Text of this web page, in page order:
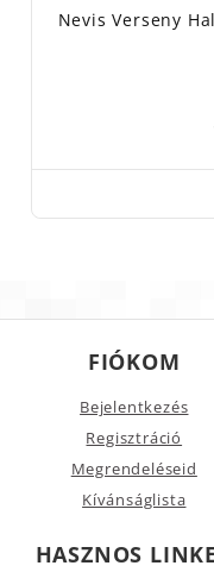
Nevis Verseny
FIÓKOM
Bejelentkezés
Regisztráció
Megrendeléseid
Kívánságlista
HASZNOS